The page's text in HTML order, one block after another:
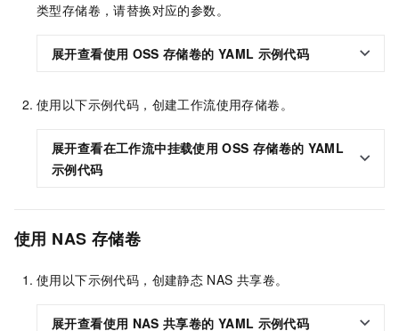
类型存储卷，请替换对应的参数。
展开查看使用 OSS 存储卷的 YAML 示例代码
使用以下示例代码，创建工作流使用存储卷。
展开查看在工作流中挂载使用 OSS 存储卷的 YAML
示例代码
使用 NAS 存储卷
使用以下示例代码，创建静态 NAS 共享卷。
展开查看使用 NAS 共享卷的 YAML 示例代码